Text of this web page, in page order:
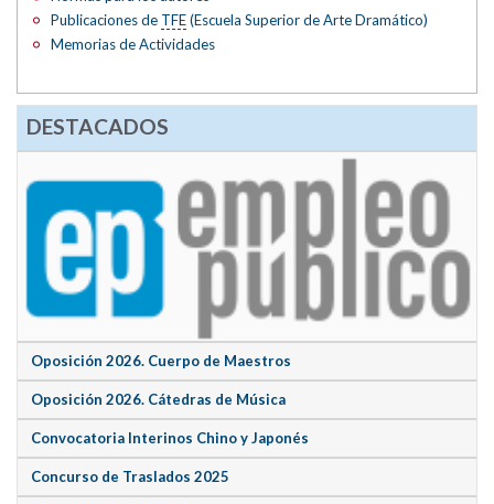
Publicaciones de TFE(Escuela Superior de Arte Dramático)
Memorias de Actividades
DESTACADOS
Oposición 2026. Cuerpo de Maestros
Oposición 2026. Cátedras de Música
Convocatoria Interinos Chino y Japonés
Concurso de Traslados 2025